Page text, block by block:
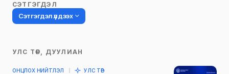
СЭТГЭГДЭЛ
Сэтгэгдэл үлдээх
Таны имэйл хаягийг нийтлэхгүй.
УЛС ТӨР, ДУУЛИАН
ОНЦЛОХ НИЙТЛЭЛ УЛС ТӨР